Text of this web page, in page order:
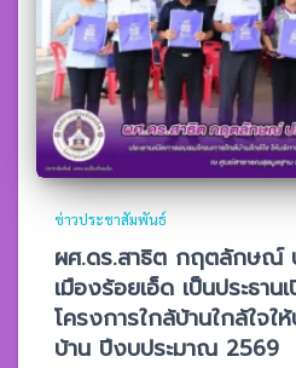
ข่าวประชาสัมพันธ์
ผศ.ดร.สาธิต กฤตลักษณ์ ป
เมืองร้อยเอ็ด เป็นประธาน
โครงการใกล้บ้านใกล้ใจ
บ้าน ปีงบประมาณ 2569